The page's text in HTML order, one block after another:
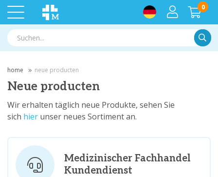
0
home neue producten
Neue producten
Wir erhalten täglich neue Produkte, sehen Sie
sich hier unser neues Sortiment an.
Medizinischer Fachhandel
Kundendienst